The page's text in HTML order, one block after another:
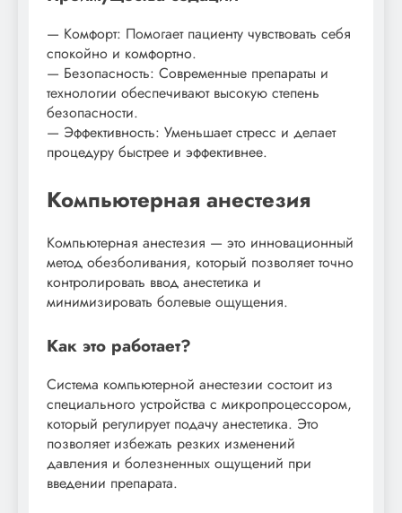
— Комфорт: Помогает пациенту чувствовать себя
спокойно и комфортно.
— Безопасность: Современные препараты и
технологии обеспечивают высокую степень
безопасности.
— Эффективность: Уменьшает стресс и делает
процедуру быстрее и эффективнее.
Компьютерная анестезия
Компьютерная анестезия — это инновационный
метод обезболивания, который позволяет точно
контролировать ввод анестетика и
минимизировать болевые ощущения.
Как это работает?
Система компьютерной анестезии состоит из
специального устройства с микропроцессором,
который регулирует подачу анестетика. Это
позволяет избежать резких изменений
давления и болезненных ощущений при
введении препарата.